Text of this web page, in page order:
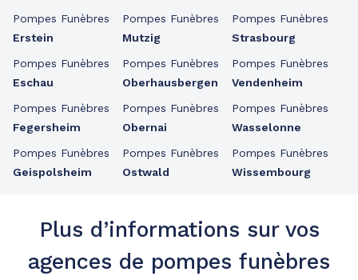
Pompes Funèbres
Erstein
Pompes Funèbres
Eschau
Pompes Funèbres
Fegersheim
Pompes Funèbres
Geispolsheim
Pompes Funèbres
Mutzig
Pompes Funèbres
Oberhausbergen
Pompes Funèbres
Obernai
Pompes Funèbres
Ostwald
Pompes Funèbres
Strasbourg
Pompes Funèbres
Vendenheim
Pompes Funèbres
Wasselonne
Pompes Funèbres
Wissembourg
Plus d’informations sur vos
agences de pompes funèbres